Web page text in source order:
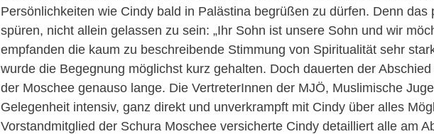
Persönlichkeiten wie Cindy bald in Palästina begrüßen zu dürfen. Denn
spüren, nicht allein gelassen zu sein: „Ihr Sohn ist unsere Sohn und wir
empfanden die kaum zu beschreibende Stimmung von Spiritualität sehr
wurde die Begegnung möglichst kurz gehalten. Doch dauerten der
der Moschee genauso lange. Die VertreterInnen der MJÖ, Muslimische
Gelegenheit intensiv, ganz direkt und unverkrampft mit Cindy über alles
Vorstandmitglied der Schura Moschee versicherte Cindy detailliert alle am